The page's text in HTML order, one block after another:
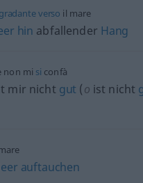
verso il mare
hin abfallender Hang
non mi si confà
mir nicht gut (o ist nicht
auftauchen